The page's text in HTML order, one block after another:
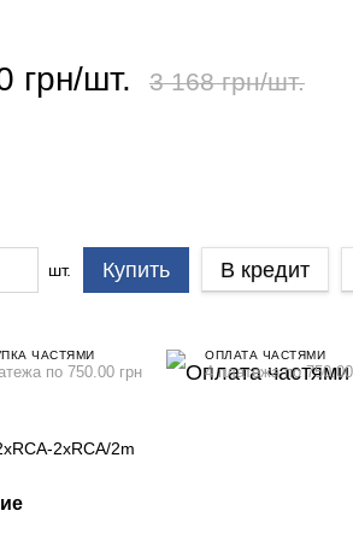
грн/шт. 3 168 грн/шт.
шт. Купить В кредит
ЧАСТЯМИ
по 750.00 грн
ОПЛАТА ЧАСТЯМИ
4 платежа по
2xRCA/2m